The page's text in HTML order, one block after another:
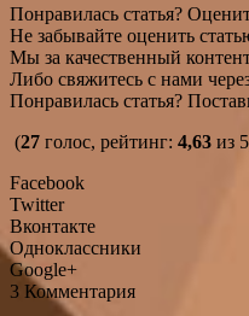
Понравилась статья?
Не забывайте оценить
Мы за качественный
Либо свяжитесь с нами
Понравилась статья?
(27 голос, рейтинг: 4,63 из
Facebook
Twitter
Вконтакте
Одноклассники
Google+
3 Комментария